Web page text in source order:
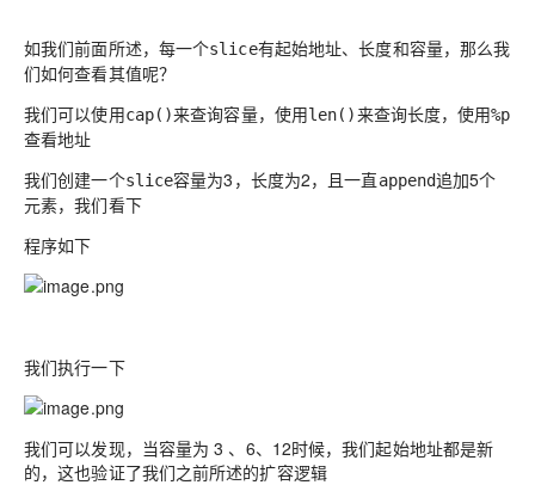
如我们前面所述，每一个slice有起始地址、长度和容量，那么我
们如何查看其值呢？
我们可以使用cap()来查询容量，使用len()来查询长度，使用%p
查看地址
我们创建一个slice容量为3，长度为2，且一直append追加5个
元素，我们看下
程序如下
我们执行一下
我们可以发现，当容量为 3 、6、12时候，我们起始地址都是新
的，这也验证了我们之前所述的扩容逻辑